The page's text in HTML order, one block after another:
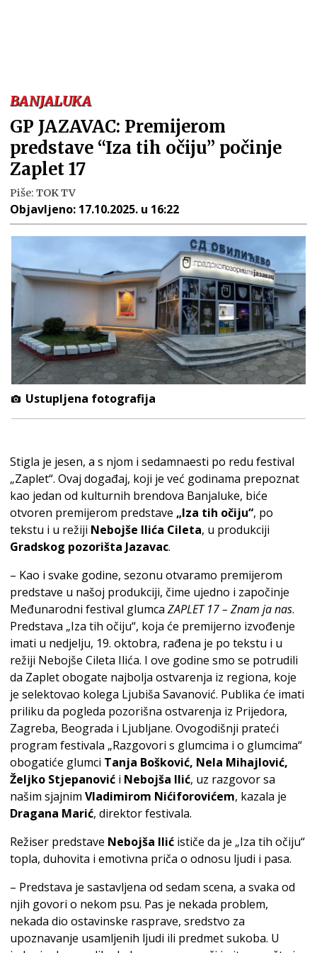
BANJALUKA
GP JAZAVAC: Premijerom
predstave “Iza tih očiju” počinje
Zaplet 17
Piše: TOK TV
Objavljeno: 17.10.2025. u 16:22
Ustupljena fotografija
Stigla je jesen, a s njom i sedamnaesti po redu festival
„Zaplet“. Ovaj događaj, koji je već godinama prepoznat
kao jedan od kulturnih brendova Banjaluke, biće
otvoren premijerom predstave „Iza tih očiju“, po
tekstu i u režiji Nebojše Ilića Cileta, u produkciji
Gradskog pozorišta Jazavac.
– Kao i svake godine, sezonu otvaramo premijerom
predstave u našoj produkciji, čime ujedno i započinje
Međunarodni festival glumca ZAPLET 17 – Znam ja nas.
Predstava „Iza tih očiju“, koja će premijerno izvođenje
imati u nedjelju, 19. oktobra, rađena je po tekstu i u
režiji Nebojše Cileta Ilića. I ove godine smo se potrudili
da Zaplet obogate najbolja ostvarenja iz regiona, koje
je selektovao kolega Ljubiša Savanović. Publika će imati
priliku da pogleda pozorišna ostvarenja iz Prijedora,
Zagreba, Beograda i Ljubljane. Ovogodišnji prateći
program festivala „Razgovori s glumcima i o glumcima“
obogatiće glumci Tanja Bošković, Nela Mihajlović,
Željko Stjepanović i Nebojša Ilić, uz razgovor sa
našim sjajnim Vladimirom Nićiforovićem, kazala je
Dragana Marić, direktor festivala.
Režiser predstave Nebojša Ilić ističe da je „Iza tih očiju“
topla, duhovita i emotivna priča o odnosu ljudi i pasa.
– Predstava je sastavljena od sedam scena, a svaka od
njih govori o nekom psu. Pas je nekada problem,
nekada dio ostavinske rasprave, sredstvo za
upoznavanje usamljenih ljudi ili predmet sukoba. U